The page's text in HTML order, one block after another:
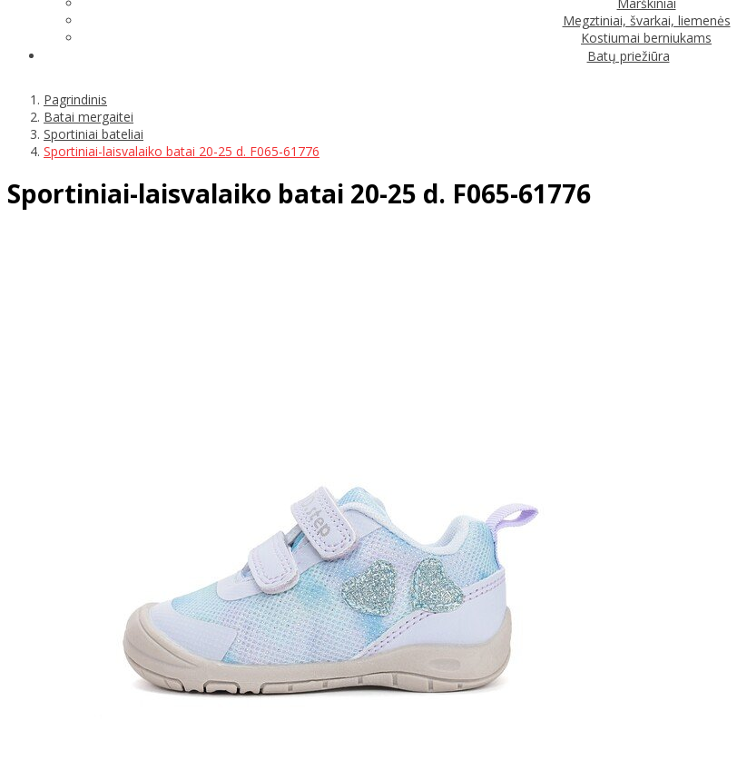
Megztiniai, švarkai, liemenės
Kostiumai berniukams
Batų priežiūra
Pagrindinis
Batai mergaitei
Sportiniai bateliai
Sportiniai-laisvalaiko batai 20-25 d. F065-61776
Sportiniai-laisvalaiko batai 20-25 d. F065-61776